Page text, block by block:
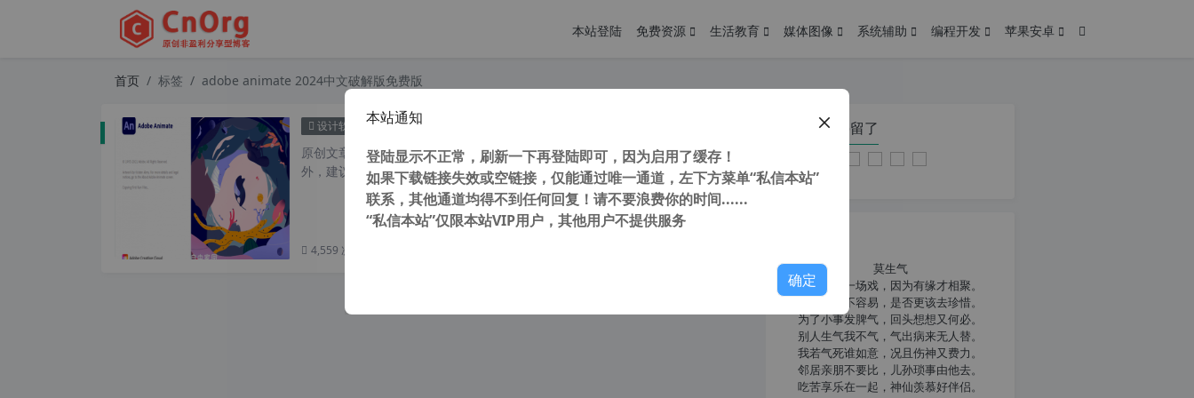
本站登陆 免费资源 生活教育 媒体图像 系统辅助 编程开发 苹果安卓
首页 标签 adobe animate 2024中文破解版免费版
设计软件 Adobe Animate 2024 v24.0.12 （原Adobe Flash）中文免激活版 2D动画制作软件
原创文章，转载请注明： 转载自 cnorg.12hp.de 注意： 由于网站空间位于国
外，建议避开晚上的访问高...
4,559 次浏览
您在本页停留了
莫生气
人生就像一场戏，因为有缘才相聚。
相扶到老不容易，是否更该去珍惜。
为了小事发脾气，回头想想又何必。
别人生气我不气，气出病来无人替。
我若气死谁如意，况且伤神又费力。
邻居亲朋不要比，儿孙琐事由他去。
吃苦享乐在一起，神仙羡慕好伴侣。
本站通知
登陆显示不正常，刷新一下再登陆即可，因为启用了缓存！
如果下载链接失效或空链接，仅能通过唯一通道，左下方菜单“私信本站”
联系，其他通道均得不到任何回复！请不要浪费你的时间......
“私信本站”仅限本站VIP用户，其他用户不提供服务
确定